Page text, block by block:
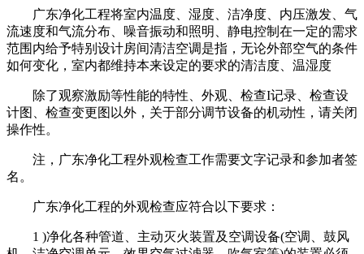
广东净化工程将室内温度、湿度、洁净度、内压激发、气
流速度和气流分布、噪音振动和照明、静电控制在一定的需求
范围内给予特别设计房间清洁空调是指，无论外部空气的条件
如何变化，室内都维持本来设定的要求的清洁度、温湿度
除了观察激励等性能的特性、外观、检查I记录、检查设
计图、检查变更图以外，关于部分调节设备的机动性，请关闭
操作性。
注，广东净化工程外观检查工作需要文字记录和参加者签
名。
广东净化工程的外观检查应符合以下要求：
1 )净化各种管道、主动灭火装置及空调设备(空调、鼓风